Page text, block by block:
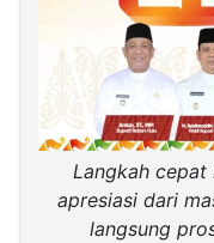
Langkah cepat
apresiasi dari
langsung